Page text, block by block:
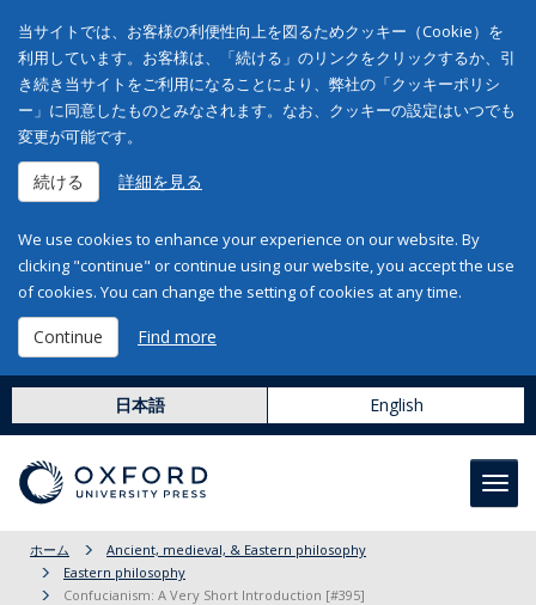
当サイトでは、お客様の利便性向上を図るためクッキー（Cookie）を
利用しています。お客様は、「続ける」のリンクをクリックするか、引
き続き当サイトをご利用になることにより、弊社の「クッキーポリシ
ー」に同意したものとみなされます。なお、クッキーの設定はいつでも
変更が可能です。
続ける 詳細を見る
We use cookies to enhance your experience on our website. By
clicking "continue" or continue using our website, you accept the use
of cookies. You can change the setting of cookies at any time.
Continue Find more
日本語 English
ホーム
Ancient, medieval, & Eastern philosophy
Eastern philosophy
Confucianism: A Very Short Introduction [#395]